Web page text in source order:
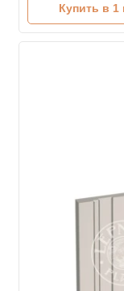
Купить в 1